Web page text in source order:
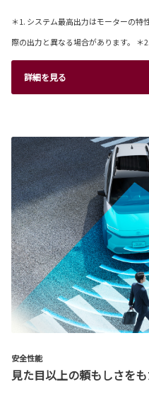
＊1. システム最高出力はモーターの
際の出力と異なる場合があります。 ＊
詳細を見る
安全性能
見た目以上の頼もしさをも